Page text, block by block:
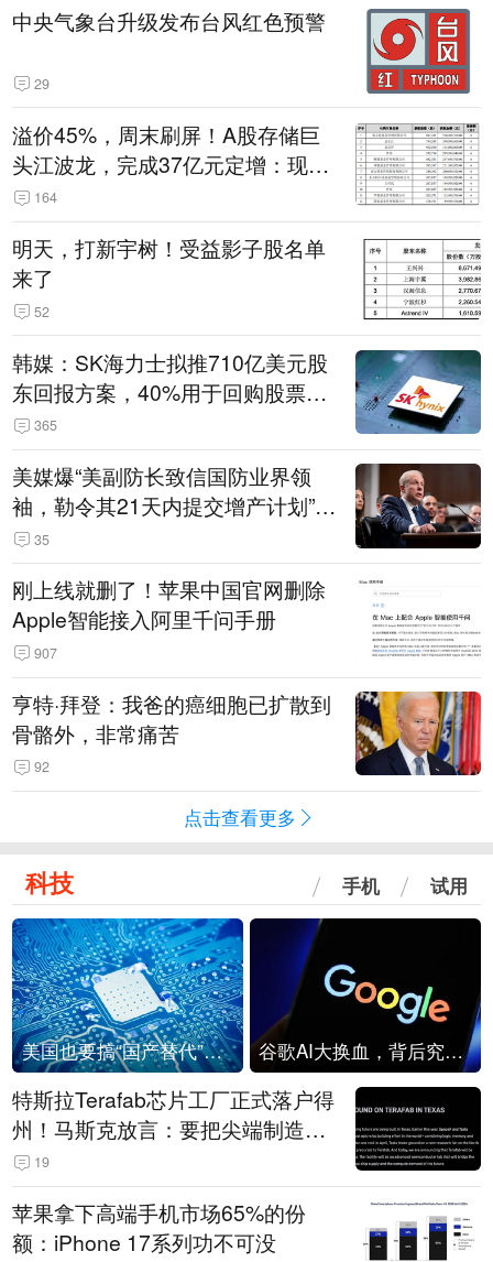
中央气象台升级发布台风红色预警
29
溢价45%，周末刷屏！A股存储巨
头江波龙，完成37亿元定增：现价
386.6元，定增价560元
164
明天，打新宇树！受益影子股名单
来了
52
韩媒：SK海力士拟推710亿美元股
东回报方案，40%用于回购股票，
相当于美股发行规模
365
美媒爆“美副防长致信国防业界领
袖，勒令其21天内提交增产计划”，
五角大楼回应
35
刚上线就删了！苹果中国官网删除
Apple智能接入阿里千问手册
907
亨特·拜登：我爸的癌细胞已扩散到
骨骼外，非常痛苦
92
点击查看更多
科技 手机 试用
美国也要搞“国产替代”？先算清三笔账 谷歌AI大换血，背后究竟发生了什么？
特斯拉Terafab芯片工厂正式落户得
州！马斯克放言：要把尖端制造带
回美国
19
苹果拿下高端手机市场65%的份
额：iPhone 17系列功不可没